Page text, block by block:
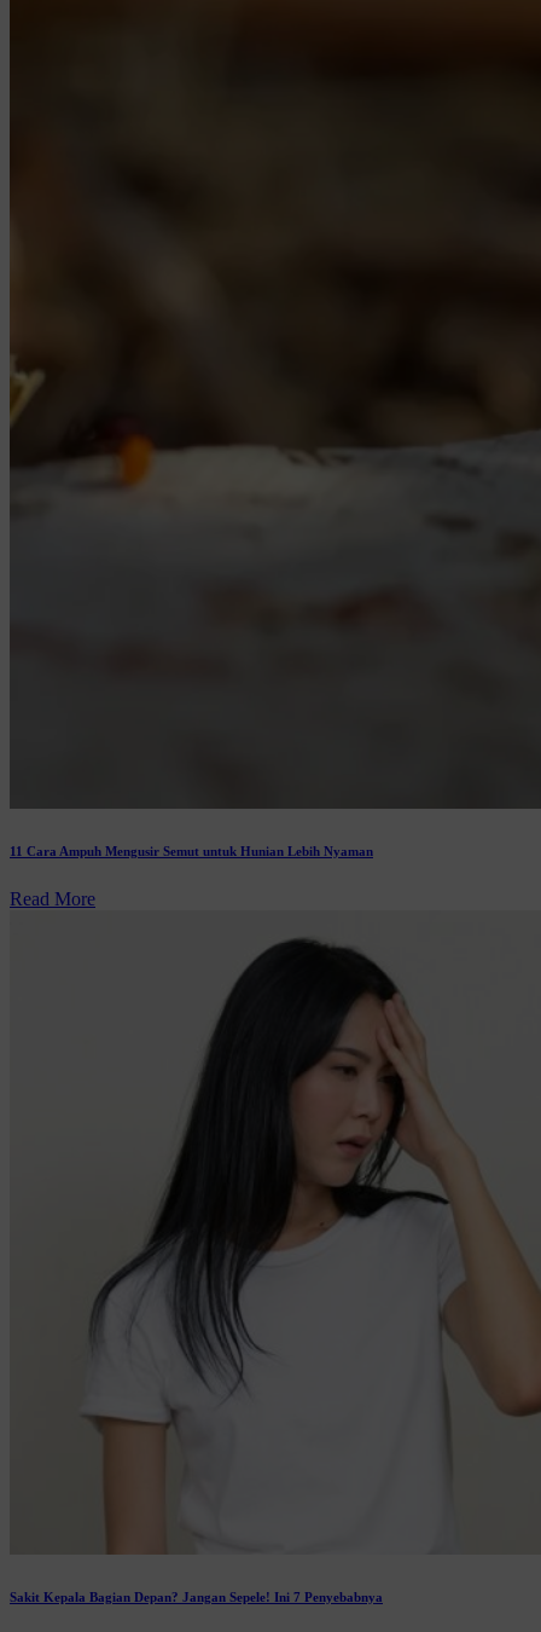
11 Cara Ampuh Mengusir Semut untuk Hunian Lebih Nyaman
Read More
Sakit Kepala Bagian Depan? Jangan Sepele! Ini 7 Penyebabnya